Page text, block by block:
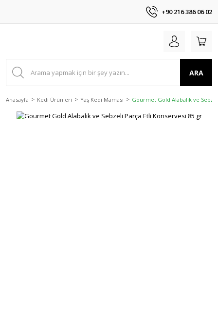
+90 216 386 06 02
ARA
Anasayfa Kedi Ürünleri Yaş Kedi Maması Gourmet Gold Alabalık ve